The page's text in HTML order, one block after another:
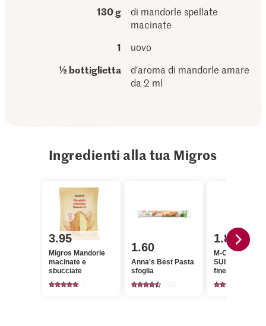
130 g
di mandorle spellate
macinate
1
uovo
½ bottiglietta
d'aroma di mandorle amare
da 2 ml
Ingredienti alla tua Migros
3.95
Migros Mandorle
macinate e
sbucciate
1.60
Anna's Best Pasta
sfoglia
1.80
M-Classic IP-
SUISSE
fine
Cristal